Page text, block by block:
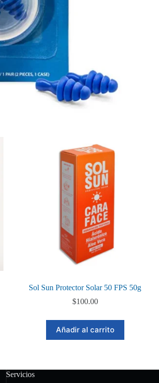
Sol Sun Protector Solar 50 FPS 50g
$100.00
Añadir al carrito
Servicios